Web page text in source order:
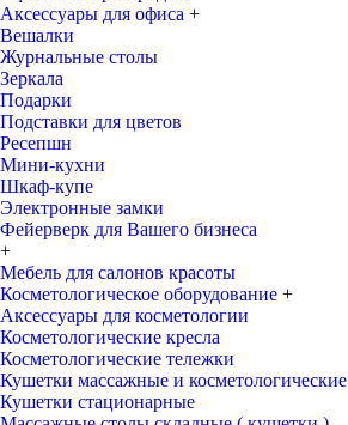
Аксессуары для офиса +
Вешалки
Журнальные столы
Зеркала
Подарки
Подставки для цветов
Ресепшн
Мини-кухни
Шкаф-купе
Электронные замки
Фейерверк для Вашего бизнеса
+
Мебель для салонов красоты
Косметологическое оборудование +
Аксессуары для косметологии
Косметологические кресла
Косметологические тележки
Кушетки массажные и косметологические
Кушетки стационарные